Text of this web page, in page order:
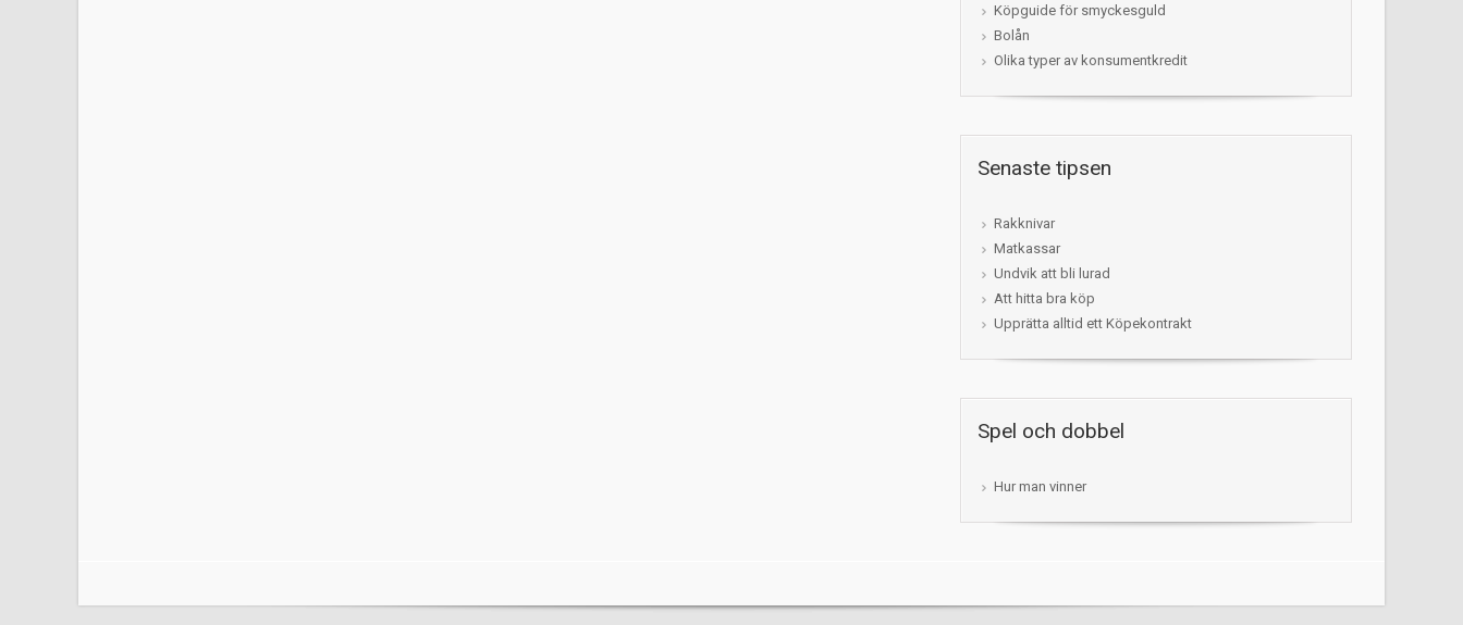
Köpguide för smyckesguld
Bolån
Olika typer av konsumentkredit
Senaste tipsen
Rakknivar
Matkassar
Undvik att bli lurad
Att hitta bra köp
Upprätta alltid ett Köpekontrakt
Spel och dobbel
Hur man vinner